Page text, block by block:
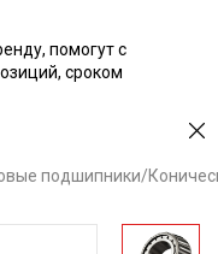
помогут с
сроком
подшипники/